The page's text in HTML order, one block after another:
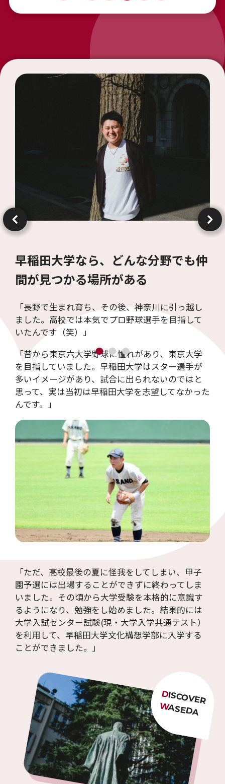
早稲田大学なら、どんな分野でも仲
間が見つかる場所がある
「長野で生まれ育ち、その後、神奈川に引っ越し
ました。高校では本気でプロ野球選手を目指して
いたんです（笑）」
「昔から東京六大学野球に憧れがあり、東京大学
を目指していました。早稲田大学はスター選手が
多いイメージがあり、試合に出られないのではと
思って、実は当初は早稲田大学を志望してなかった
んです。」
「ただ、高校最後の夏に怪我をしてしまい、甲子
園予選には出場することができずに終わってしま
いました。その頃から大学受験を本格的に意識す
るようになり、勉強をし始めました。結果的には
大学入試センター試験(現・大学入学共通テスト）
を利用して、早稲田大学文化構想学部に入学する
ことができました。」
DISCOVER
WASEDA